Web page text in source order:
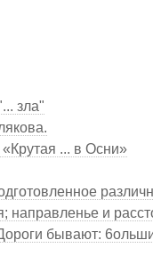
зла"
... в Осни»
направленье и
бывают: